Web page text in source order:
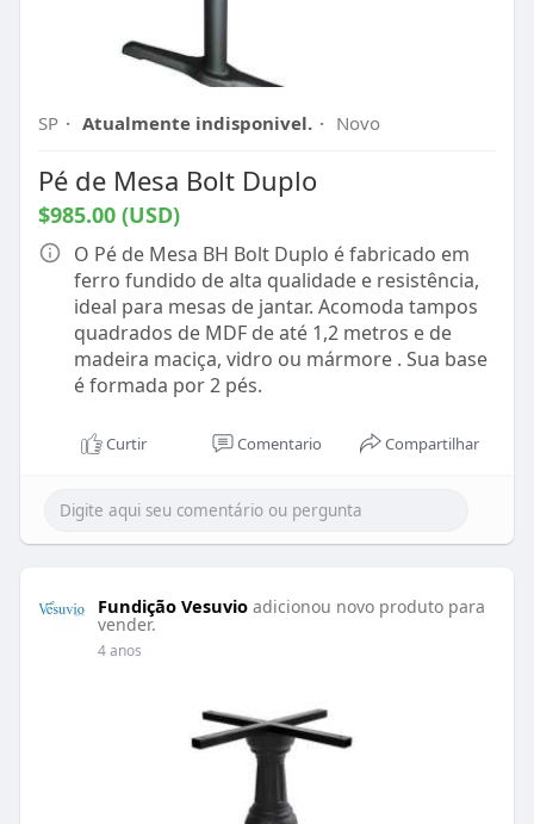
SP · Atualmente indisponivel. · Novo
Pé de Mesa Bolt Duplo
$985.00 (USD)
O Pé de Mesa BH Bolt Duplo é fabricado em
ferro fundido de alta qualidade e resistência,
ideal para mesas de jantar. Acomoda tampos
quadrados de MDF de até 1,2 metros e de
madeira maciça, vidro ou mármore . Sua base
é formada por 2 pés.
Curtir Comentario Compartilhar
Fundição Vesuvio adicionou novo produto para
vender.
4 anos